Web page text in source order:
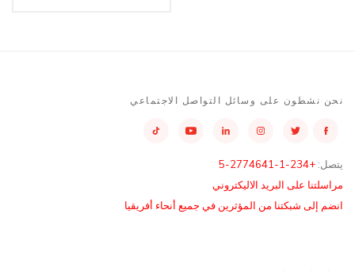
نحن نشطون على وسائل التواصل الاجتماعي
يتصل: +234-1-2774641-5
مراسلتنا على البريد الاليكتروني
انضم إلى شبكتنا من المؤثرين في جميع أنحاء أفريقيا